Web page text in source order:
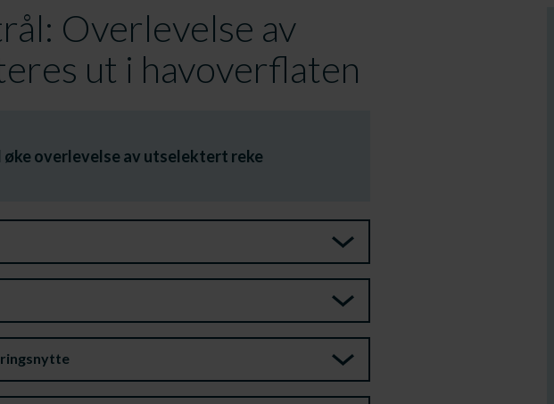
Overlevelse av
ut i havoverflaten
overlevelse av utselektert reke